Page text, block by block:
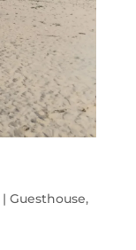
| Guesthouse,